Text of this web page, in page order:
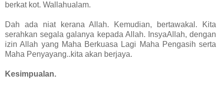
berkat kot. Wallahualam.
Dah ada niat kerana Allah. Kemudian, bertawakal. Kita
serahkan segala galanya kepada Allah. InsyaAllah, dengan
izin Allah yang Maha Berkuasa Lagi Maha Pengasih serta
Maha Penyayang..kita akan berjaya.
Kesimpualan.